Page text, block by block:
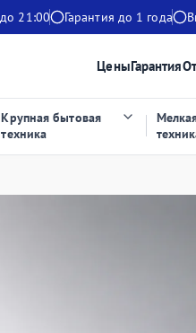
21:00 Гарантия до 1 года
ЦеныГарантия
Крупная бытовая
техника